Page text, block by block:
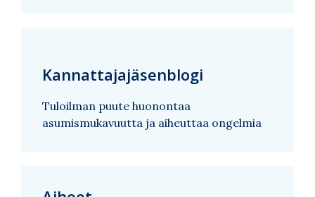
Kannattajajäsenblogi
Tuloilman puute huonontaa
asumismukavuutta ja aiheuttaa ongelmia